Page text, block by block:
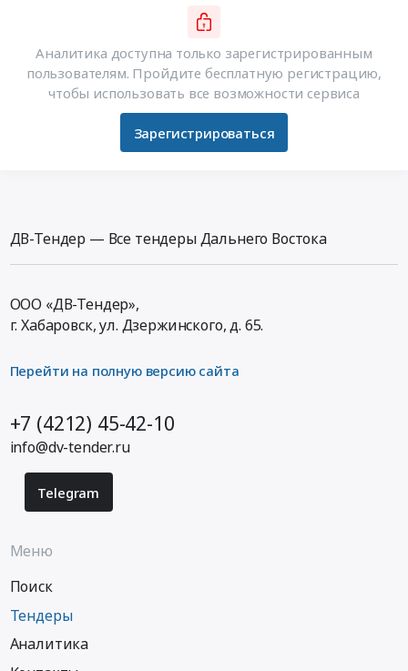
Аналитика доступна только зарегистрированным
пользователям. Пройдите бесплатную регистрацию,
чтобы использовать все возможности сервиса
Зарегистрироваться
ДВ-Тендер — Все тендеры Дальнего Востока
ООО «ДВ-Тендер»,
г. Хабаровск,ул. Дзержинского, д. 65.
Перейти на полную версию сайта
+7 (4212) 45-42-10
info@dv-tender.ru
Telegram
Меню
Поиск
Тендеры
Аналитика